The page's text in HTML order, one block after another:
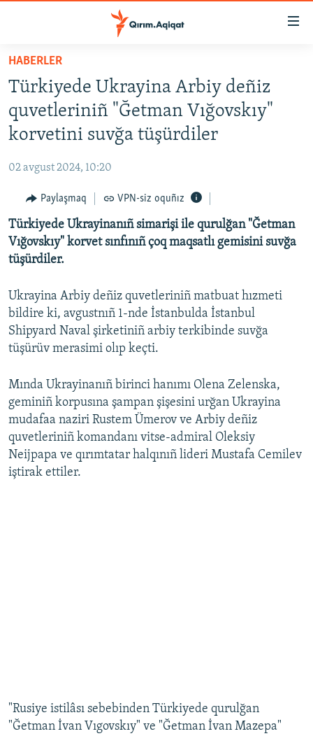
Esas
qaytmaq
Baş
navigatsiyağa
qaytmaq
Qıdıruvğa
qaytmaq
HABERLER
SİYASET
İQTİSADİYAT
MEDENİYET
İNSAN AQLARI
VİDEO
SÜRET
FİKİR
Русский
QOŞULIÑIZ!
RFE/RS bütün saytları
HABERLER
Türkiyede Ukrayina Arbiy deñiz
quvetleriniñ "Ğetman Vığovskıy"
korvetini suvğa tüşürdiler
02 avgust 2024, 10:20
Paylaşmaq VPN-siz oquñız
Türkiyede Ukrayinanıñ simarişi ile qurulğan "Ğetman
Vığovskıy" korvet sınfınıñ çoq maqsatlı gemisini suvğa
tüşürdiler.
Ukrayina Arbiy deñiz quvetleriniñ matbuat hızmeti
bildire ki, avgustnıñ 1-nde İstanbulda İstanbul
Shipyard Naval şirketiniñ arbiy terkibinde suvğa
tüşürüv merasimi olıp keçti.
Mında Ukrayinanıñ birinci hanımı Olena Zelenska,
geminiñ korpusına şampan şişesini urğan Ukrayina
mudafaa naziri Rustem Ümerov ve Arbiy deñiz
quvetleriniñ komandanı vitse-admiral Oleksiy
Neijpapa ve qırımtatar halqınıñ lideri Mustafa Cemilev
iştirak ettiler.
"Rusiye istilâsı sebebinden Türkiyede qurulğan
"Ğetman İvan Vıgovskıy" ve "Ğetman İvan Mazepa"